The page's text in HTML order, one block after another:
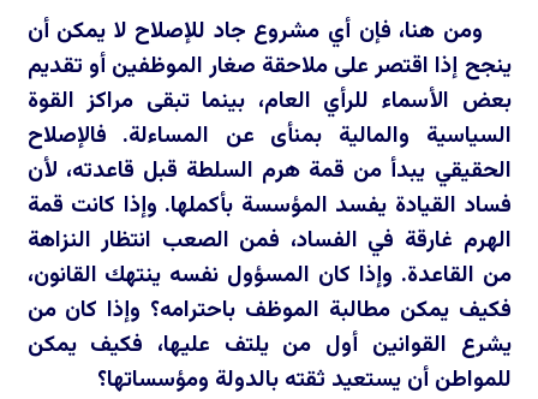
ومن هنا، فإن أي مشروع جاد للإصلاح لا يمكن أن
ينجح إذا اقتصر على ملاحقة صغار الموظفين أو تقديم
بعض الأسماء للرأي العام، بينما تبقى مراكز القوة
السياسية والمالية بمنأى عن المساءلة. فالإصلاح
الحقيقي يبدأ من قمة هرم السلطة قبل قاعدته، لأن
فساد القيادة يفسد المؤسسة بأكملها. وإذا كانت قمة
الهرم غارقة في الفساد، فمن الصعب انتظار النزاهة
من القاعدة. وإذا كان المسؤول نفسه ينتهك القانون،
فكيف يمكن مطالبة الموظف باحترامه؟ وإذا كان من
يشرع القوانين أول من يلتف عليها، فكيف يمكن
للمواطن أن يستعيد ثقته بالدولة ومؤسساتها؟